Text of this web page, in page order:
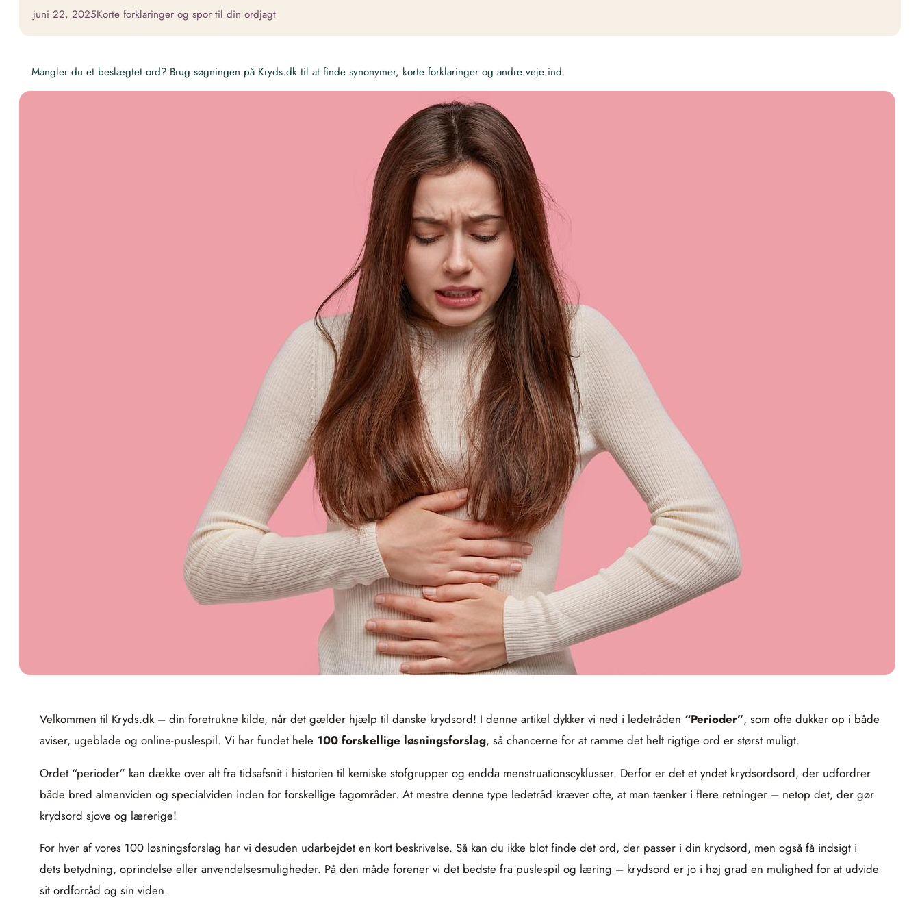
juni 22, 2025Korte forklaringer og spor til din ordjagt
Mangler du et beslægtet ord? Brug søgningen på Kryds.dk til at finde synonymer, korte forklaringer og andre veje ind.
Velkommen til Kryds.dk – din foretrukne kilde, når det gælder hjælp til danske krydsord! I denne artikel dykker vi ned i ledetråden “Perioder”, som ofte dukker op i både
aviser, ugeblade og online-puslespil. Vi har fundet hele 100 forskellige løsningsforslag, så chancerne for at ramme det helt rigtige ord er størst muligt.
Ordet “perioder” kan dække over alt fra tidsafsnit i historien til kemiske stofgrupper og endda menstruationscyklusser. Derfor er det et yndet krydsordsord, der udfordrer
både bred almenviden og specialviden inden for forskellige fagområder. At mestre denne type ledetråd kræver ofte, at man tænker i flere retninger – netop det, der gør
krydsord sjove og lærerige!
For hver af vores 100 løsningsforslag har vi desuden udarbejdet en kort beskrivelse. Så kan du ikke blot finde det ord, der passer i din krydsord, men også få indsigt i
dets betydning, oprindelse eller anvendelsesmuligheder. På den måde forener vi det bedste fra puslespil og læring – krydsord er jo i høj grad en mulighed for at udvide
sit ordforråd og sin viden.